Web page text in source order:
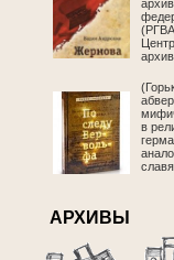
в
АРХИВЫ